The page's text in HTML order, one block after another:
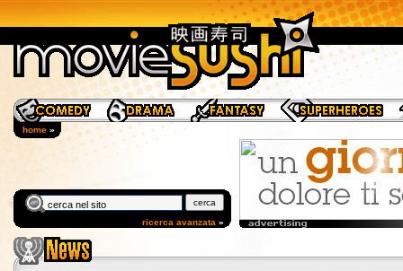
home »
ricerca avanzata »